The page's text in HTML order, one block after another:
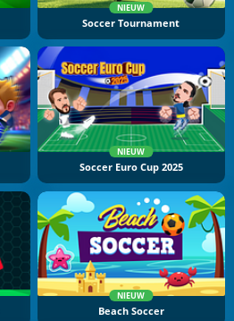
NIEUW
Soccer Tournament
NIEUW
Soccer Euro Cup 2025
NIEUW
Beach Soccer